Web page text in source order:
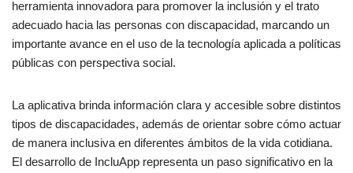
herramienta innovadora para promover la inclusión y el trato
adecuado hacia las personas con discapacidad, marcando un
importante avance en el uso de la tecnología aplicada a políticas
públicas con perspectiva social.
La aplicativa brinda información clara y accesible sobre distintos
tipos de discapacidades, además de orientar sobre cómo actuar
de manera inclusiva en diferentes ámbitos de la vida cotidiana.
El desarrollo de IncluApp representa un paso significativo en la